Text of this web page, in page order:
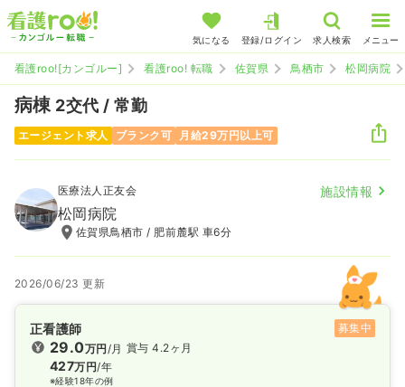
気になる 登録/ログイン 求人検索 メニュー
看護roo![カンゴルー] 看護roo! 転職 佐賀県 鳥栖市 松岡病院
病棟 2交代 / 常勤
エージェント求人 ブランク可 月給29万円以上可
医療法人正友会 施設情報
松岡病院
佐賀県鳥栖市 / 肥前麓駅 車6分
2026/06/23 更新
正看護師 募集中
29.0万円/月
427万円/年
※経験18年の例
賞与 4.2ヶ月